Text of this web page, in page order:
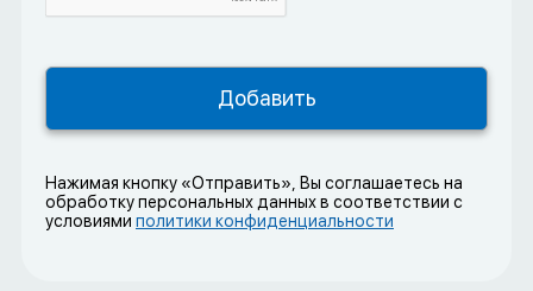
Нажимая кнопку «Отправить», Вы соглашаетесь на
обработку персональных данных в соответствии с
условиями политики конфиденциальности